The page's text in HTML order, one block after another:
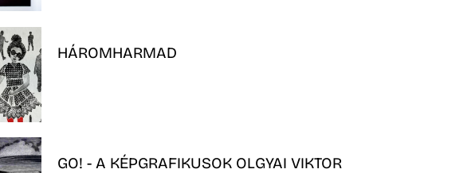
HÁROMHARMAD
GO! - A KÉPGRAFIKUSOK OLGYAI VIKTOR